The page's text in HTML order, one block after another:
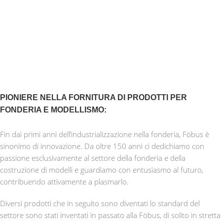
PIONIERE NELLA FORNITURA DI PRODOTTI PER
FONDERIA E MODELLISMO:
Fin dai primi anni dell’industrializzazione nella fonderia, Föbus è
sinonimo di innovazione. Da oltre 150 anni ci dedichiamo con
passione esclusivamente al settore della fonderia e della
costruzione di modelli e guardiamo con entusiasmo al futuro,
contribuendo attivamente a plasmarlo.
Diversi prodotti che in seguito sono diventati lo standard del
settore sono stati inventati in passato alla Föbus, di solito in stretta